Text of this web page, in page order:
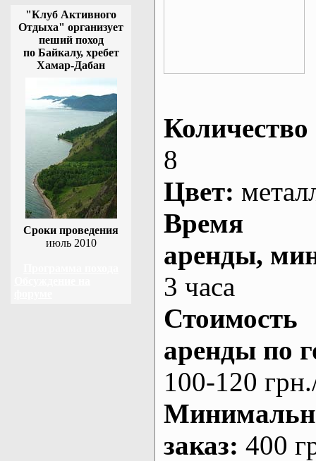
"Клуб Активного
Отдыха" организует
пеший поход
по Байкалу, хребет
Хамар-Дабан
Сроки проведения
июль 2010
Количество
8
Цвет:
Время
аренды,
3 часа
Стоимость
аренды по
100-120
заказ: 400